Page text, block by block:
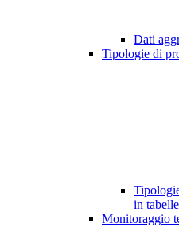
Dati
Tipologie di
in
Monitoraggio